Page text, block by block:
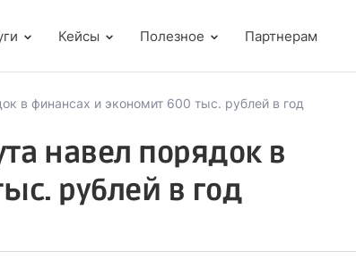
Кейсы Полезное Партнерам
в финансах и экономит 600 тыс. рублей в год
навел порядок в
рублей в год